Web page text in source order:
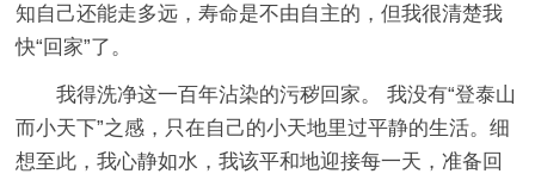
知自己还能走多远，寿命是不由自主的，但我很清楚我
快“回家”了。
我得洗净这一百年沾染的污秽回家。 我没有“登泰山
而小天下”之感，只在自己的小天地里过平静的生活。细
想至此，我心静如水，我该平和地迎接每一天，准备回